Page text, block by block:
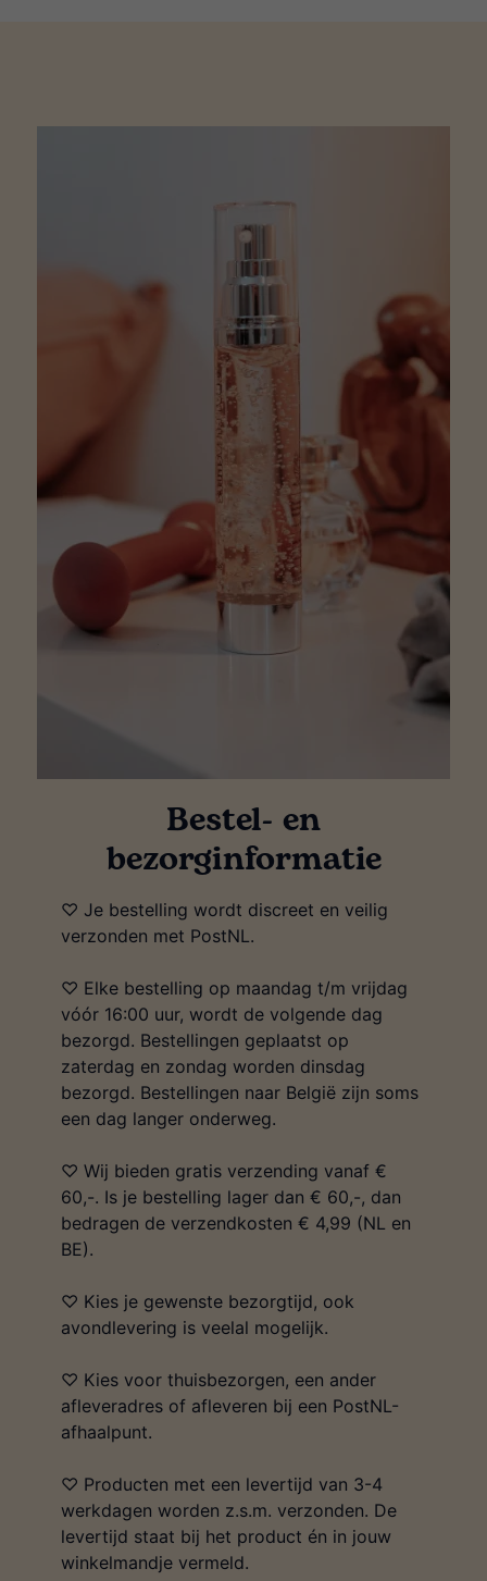
Bestel- en
bezorginformatie
♡ Je bestelling wordt discreet en veilig
verzonden met PostNL.
♡ Elke bestelling op maandag t/m vrijdag
vóór 16:00 uur, wordt de volgende dag
bezorgd. Bestellingen geplaatst op
zaterdag en zondag worden dinsdag
bezorgd. Bestellingen naar België zijn soms
een dag langer onderweg.
♡ Wij bieden gratis verzending vanaf €
60,-. Is je bestelling lager dan € 60,-, dan
bedragen de verzendkosten € 4,99 (NL en
BE).
♡ Kies je gewenste bezorgtijd, ook
avondlevering is veelal mogelijk.
♡ Kies voor thuisbezorgen, een ander
afleveradres of afleveren bij een PostNL-
afhaalpunt.
♡ Producten met een levertijd van 3-4
werkdagen worden z.s.m. verzonden. De
levertijd staat bij het product én in jouw
winkelmandje vermeld.